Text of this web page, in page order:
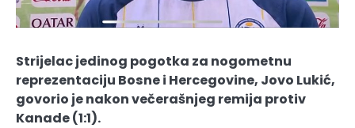
Strijelac jedinog pogotka za nogometnu
reprezentaciju Bosne i Hercegovine, Jovo Lukić,
govorio je nakon večerašnjeg remija protiv
Kanade (1:1).